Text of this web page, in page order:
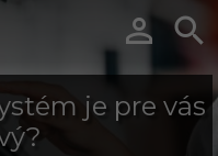
 
je pre vás